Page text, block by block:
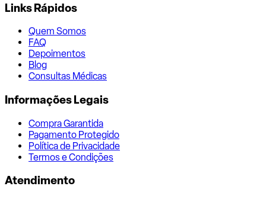
Links Rápidos
Quem Somos
FAQ
Depoimentos
Blog
Consultas Médicas
Informações Legais
Compra Garantida
Pagamento Protegido
Política de Privacidade
Termos e Condições
Atendimento